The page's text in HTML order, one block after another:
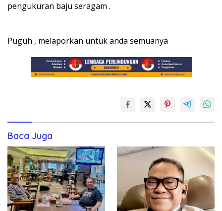
pengukuran baju seragam .
Puguh , melaporkan untuk anda semuanya
Baca Juga